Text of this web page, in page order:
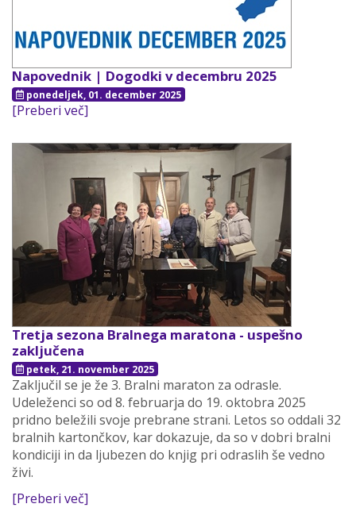
Napovednik | Dogodki v decembru 2025
ponedeljek, 01. december 2025
[Preberi več]
Tretja sezona Bralnega maratona - uspešno
zaključena
petek, 21. november 2025
Zaključil se je že 3. Bralni maraton za odrasle.
Udeleženci so od 8. februarja do 19. oktobra 2025
pridno beležili svoje prebrane strani. Letos so oddali 32
bralnih kartončkov, kar dokazuje, da so v dobri bralni
kondiciji in da ljubezen do knjig pri odraslih še vedno
živi.
[Preberi več]